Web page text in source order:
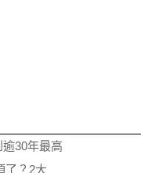
30年最高
了？2大